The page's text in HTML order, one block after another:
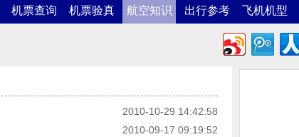
机票查询 机票验真 航空知识 出行参考 飞机机型
2010-10-29 14:42:58
2010-09-17 09:19:52